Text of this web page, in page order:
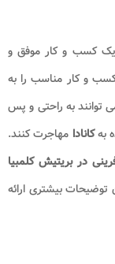
یک کسب و کار موفق و
و کار مناسب را به
توانند به راحتی و پس
بهکانادا مهاجرت کنند.
در بریتیش کلمبیا
بیشتری ارائه